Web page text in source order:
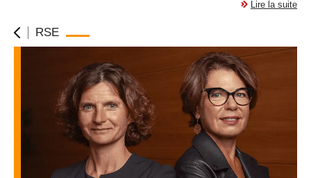
Lire la suite
RSE